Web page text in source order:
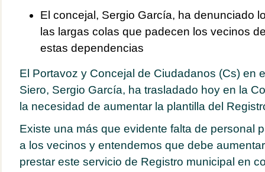
El concejal, Sergio García, ha denunciado
las largas colas que padecen los vecinos
estas dependencias
El Portavoz y Concejal de Ciudadanos (Cs) en
Siero, Sergio García, ha trasladado hoy en la
la necesidad de aumentar la plantilla del
Existe una más que evidente falta de personal
a los vecinos y entendemos que debe
prestar este servicio de Registro municipal en